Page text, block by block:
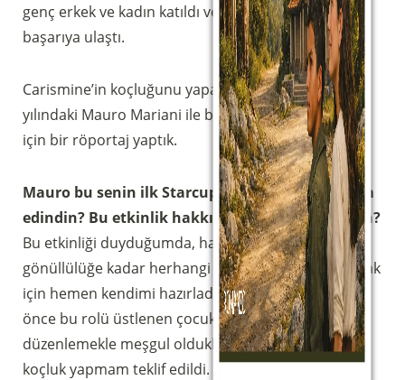
genç erkek ve kadın katıldı ve etkinlik gerçek bir
başarıya ulaştı.
Carismine’in koçluğunu yapan, acemiliğinin ilk
yılındaki Mauro Mariani ile bu deneyimini anlatması
için bir röportaj yaptık.
Mauro bu senin ilk Starcup’ındı. Nasıl bir izlenim
edindin? Bu etkinlik hakkında ne düşünüyorsun?
Bu etkinliği duyduğumda, hakemlikten basit bir
gönüllülüğe kadar herhangi bir rolde yardımcı olmak
için hemen kendimi hazırladım. Bunun yerine, daha
önce bu rolü üstlenen çocuklar etkinliği
düzenlemekle meşgul oldukları için Carismine’e
koçluk yapmam teklif edildi. Futbola olan tutkum ve